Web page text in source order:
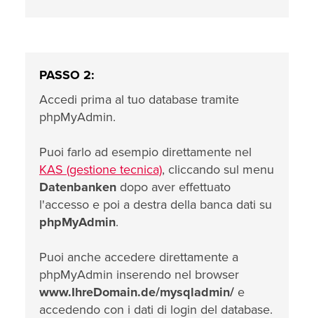
PASSO 2:
Accedi prima al tuo database tramite
phpMyAdmin.
Puoi farlo ad esempio direttamente nel
KAS (gestione tecnica), cliccando sul menu
Datenbanken dopo aver effettuato
l'accesso e poi a destra della banca dati su
phpMyAdmin.
Puoi anche accedere direttamente a
phpMyAdmin inserendo nel browser
www.IhreDomain.de/mysqladmin/ e
accedendo con i dati di login del database.